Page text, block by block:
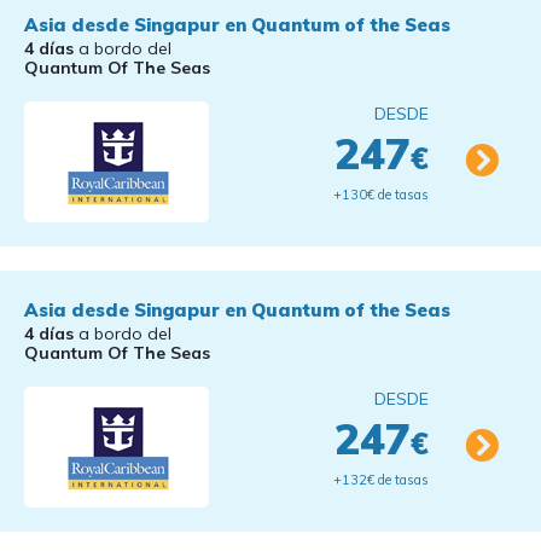
Asia desde Singapur en Quantum of the Seas
4 días a bordo del
Quantum Of The Seas
DESDE
247€
+130€ de tasas
Asia desde Singapur en Quantum of the Seas
4 días a bordo del
Quantum Of The Seas
DESDE
247€
+132€ de tasas